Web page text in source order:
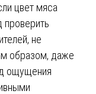
цвет мяса
проверить
не
образом, даже
ощущения